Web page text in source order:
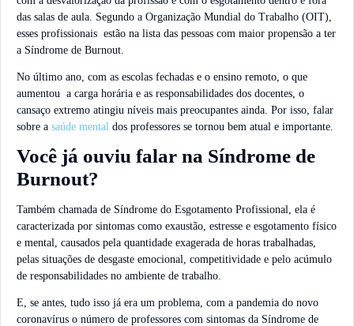
das salas de aula. Segundo a Organização Mundial do Trabalho (OIT),
esses profissionais estão na lista das pessoas com maior propensão a ter
a Síndrome de Burnout.
No último ano, com as escolas fechadas e o ensino remoto, o que
aumentou a carga horária e as responsabilidades dos docentes, o
cansaço extremo atingiu níveis mais preocupantes ainda. Por isso, falar
sobre a saúde mental dos professores se tornou bem atual e importante.
Você já ouviu falar na Síndrome de
Burnout?
Também chamada de Síndrome do Esgotamento Profissional, ela é
caracterizada por sintomas como exaustão, estresse e esgotamento físico
e mental, causados pela quantidade exagerada de horas trabalhadas,
pelas situações de desgaste emocional, competitividade e pelo acúmulo
de responsabilidades no ambiente de trabalho.
E, se antes, tudo isso já era um problema, com a pandemia do novo
coronavírus o número de professores com sintomas da Síndrome de